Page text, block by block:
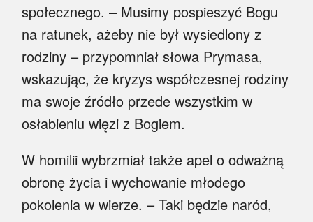
społecznego. – Musimy pospieszyć Bogu
na ratunek, ażeby nie był wysiedlony z
rodziny – przypomniał słowa Prymasa,
wskazując, że kryzys współczesnej rodziny
ma swoje źródło przede wszystkim w
osłabieniu więzi z Bogiem.
W homilii wybrzmiał także apel o odważną
obronę życia i wychowanie młodego
pokolenia w wierze. – Taki będzie naród,